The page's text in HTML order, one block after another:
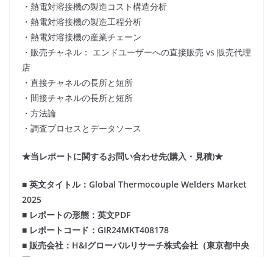
・熱電対溶接機の製造コスト構造分析
・熱電対溶接機の製造工程分析
・熱電対溶接機の産業チェーン
・販売チャネル： エンドユーザーへの直接販売 vs 販売代理
店
・直接チャネルの長所と短所
・間接チャネルの長所と短所
・方法論
・調査プロセスとデータソース
★当レポートに関するお問い合わせ先(購入・見積)★
■ 英文タイトル：Global Thermocouple Welders Market
2025
■ レポートの形態：英文PDF
■ レポートコード：GIR24MKT408178
■ 販売会社：H&Iグローバルリサーチ株式会社（東京都中央